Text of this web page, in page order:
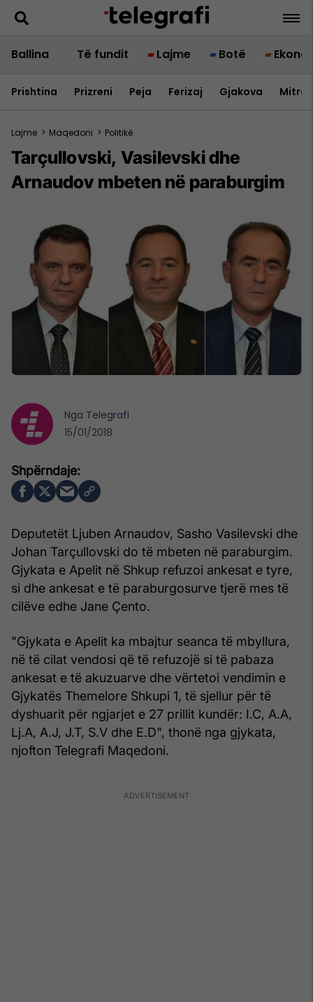
Ballina Të fundit Lajme Botë
Prishtina Prizreni Peja Ferizaj Gjakova
Lajme > Maqedoni > Politikë
Tarçullovski, Vasilevski dhe
Arnaudov mbeten në paraburgim
Deputetët Ljuben Arnaudov, Sasho Vasilevski dhe
Johan Tarçullovski do të mbeten në paraburgim.
Gjykata e Apelit në Shkup refuzoi ankesat e tyre,
si dhe ankesat e të paraburgosurve tjerë mes të
cilëve edhe Jane Çento.
"Gjykata e Apelit ka mbajtur seanca të mbyllura,
në të cilat vendosi që të refuzojë si të pabaza
ankesat e të akuzuarve dhe vërtetoi vendimin e
Gjykatës Themelore Shkupi 1, të sjellur për të
dyshuarit për ngjarjet e 27 prillit kundër: I.C, A.A,
Lj.A, A.J, J.T, S.V dhe E.D", thonë nga gjykata,
njofton Telegrafi Maqedoni.
Nga Telegrafi
15/01/2018